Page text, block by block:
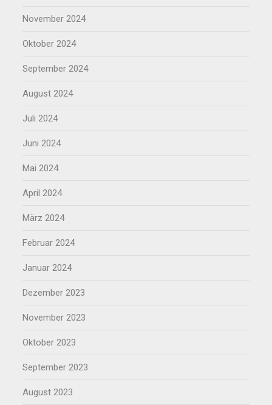
November 2024
Oktober 2024
September 2024
August 2024
Juli 2024
Juni 2024
Mai 2024
April 2024
März 2024
Februar 2024
Januar 2024
Dezember 2023
November 2023
Oktober 2023
September 2023
August 2023